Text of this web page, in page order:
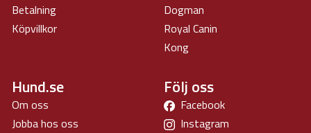
Betalning
Köpvillkor
Dogman
Royal Canin
Kong
Hund.se
Om oss
Jobba hos oss
Följ oss
Facebook
Instagram